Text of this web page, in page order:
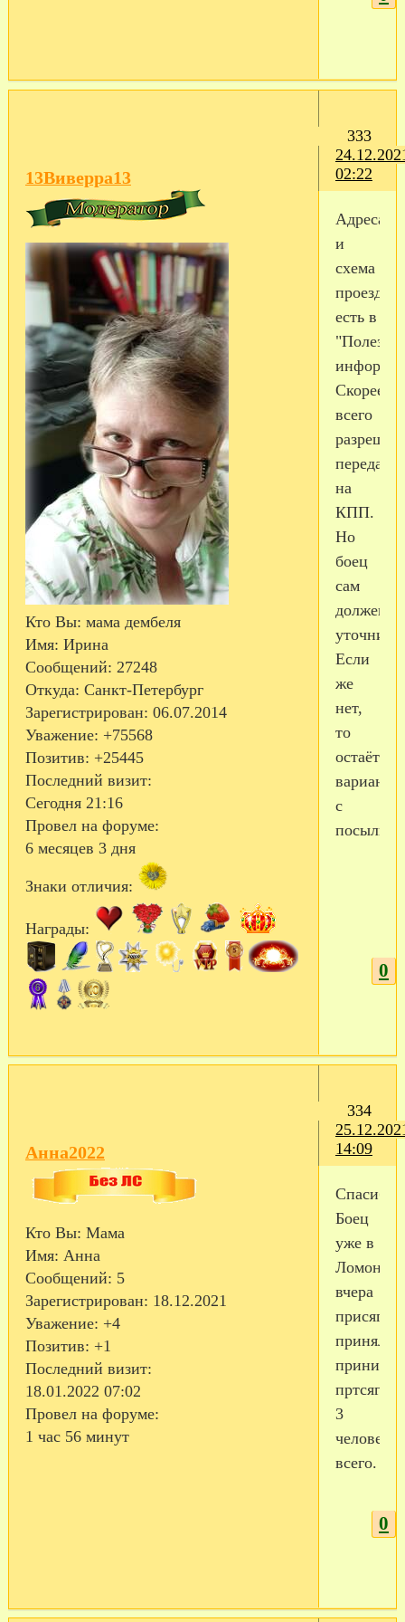
333
02:22
13Виверра13
Кто Вы: мама дембеля
Имя: Ирина
Сообщений: 27248
Откуда: Санкт-Петербург
Зарегистрирован: 06.07.2014
Уважение: +75568
Позитив: +25445
Последний визит:
Сегодня 21:16
Провел на форуме:
6 месяцев 3 дня
Знаки отличия:
Награды:
Адреса
и
схема
проезда
есть в
Скорее
всего
передать
на
КПП.
Но
боец
сам
должен
уточнить.
Если
же
нет,
то
остаётся
вариант
с
0
334
14:09
Анна2022
Кто Вы: Мама
Имя: Анна
Сообщений: 5
Зарегистрирован: 18.12.2021
Уважение: +4
Позитив: +1
Последний визит:
18.01.2022 07:02
Провел на форуме:
1 час 56 минут
Спасибо)
Боец
уже в
вчера
присягу
принял.
пртсягу
3
человека
всего.
0